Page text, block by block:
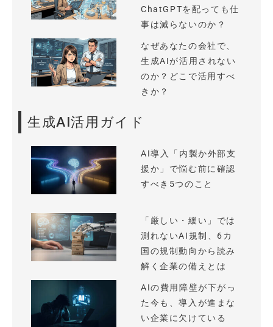
ChatGPTを配っても仕
事は減らないのか？
なぜあなたの会社で、
生成AIが活用されない
のか？どこで活用すべ
きか？
生成AI活用ガイド
AI導入「内製か外部支
援か」で悩む前に確認
すべき5つのこと
「厳しい・緩い」では
測れないAI規制、6カ
国の規制動向から読み
解く企業の備えとは
AIの費用障壁が下がっ
た今も、導入が進まな
い企業に欠けている